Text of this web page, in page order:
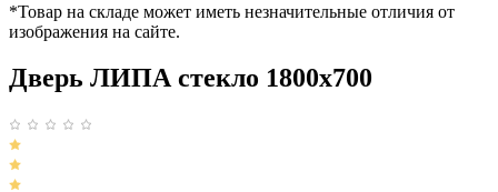
*Товар на складе может иметь незначительные отличия от
изображения на сайте.
Дверь ЛИПА стекло 1800х700